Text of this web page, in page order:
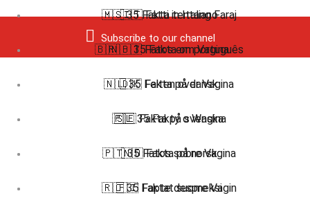
Subscribe to our channel
🇲🇸 35 Fakta tentang Faraj
🇳🇴 35 Fakta om Vagina
🇳🇱 35 Feiten over Vagina
🇵🇱 35 Fakty o Wagina
🇵🇹 35 Fatos sobre Vagina
🇷🇴 35 Fapte despre Vagin
🇮🇹 Fatti in Italiano
🇧🇷 🇵🇹 Fatos em português
🇩🇰 Fakta på dansk
🇸🇪 Fakta på svenska
🇳🇴 Fakta på norsk
🇫🇮 Faktat suomeksi